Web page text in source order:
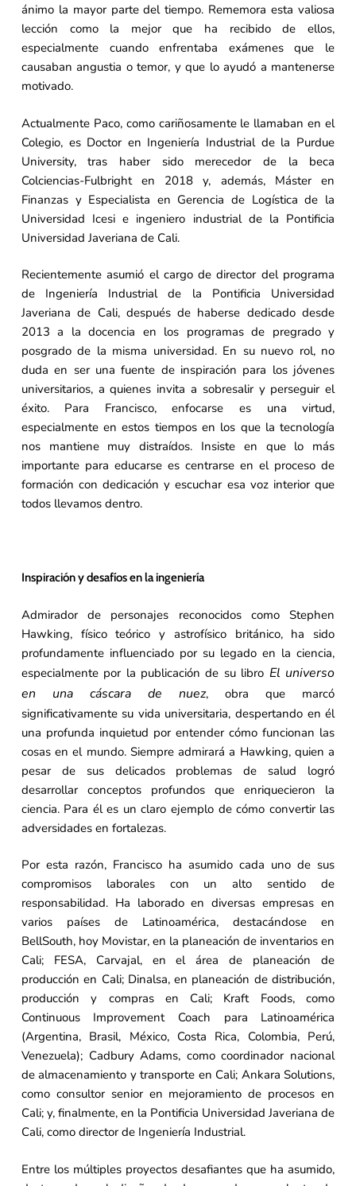
ánimo la mayor parte del tiempo. Rememora esta valiosa
lección como la mejor que ha recibido de ellos,
especialmente cuando enfrentaba exámenes que le
causaban angustia o temor, y que lo ayudó a mantenerse
motivado.
Actualmente Paco, como cariñosamente le llamaban en el
Colegio, es Doctor en Ingeniería Industrial de la Purdue
University, tras haber sido merecedor de la beca
Colciencias-Fulbright en 2018 y, además, Máster en
Finanzas y Especialista en Gerencia de Logística de la
Universidad Icesi e ingeniero industrial de la Pontificia
Universidad Javeriana de Cali.
Recientemente asumió el cargo de director del programa
de Ingeniería Industrial de la Pontificia Universidad
Javeriana de Cali, después de haberse dedicado desde
2013 a la docencia en los programas de pregrado y
posgrado de la misma universidad. En su nuevo rol, no
duda en ser una fuente de inspiración para los jóvenes
universitarios, a quienes invita a sobresalir y perseguir el
éxito. Para Francisco, enfocarse es una virtud,
especialmente en estos tiempos en los que la tecnología
nos mantiene muy distraídos. Insiste en que lo más
importante para educarse es centrarse en el proceso de
formación con dedicación y escuchar esa voz interior que
todos llevamos dentro.
Inspiración y desafíos en la ingeniería
Admirador de personajes reconocidos como Stephen
Hawking, físico teórico y astrofísico británico, ha sido
profundamente influenciado por su legado en la ciencia,
especialmente por la publicación de su libro El universo
en una cáscara de nuez, obra que marcó
significativamente su vida universitaria, despertando en él
una profunda inquietud por entender cómo funcionan las
cosas en el mundo. Siempre admirará a Hawking, quien a
pesar de sus delicados problemas de salud logró
desarrollar conceptos profundos que enriquecieron la
ciencia. Para él es un claro ejemplo de cómo convertir las
adversidades en fortalezas.
Por esta razón, Francisco ha asumido cada uno de sus
compromisos laborales con un alto sentido de
responsabilidad. Ha laborado en diversas empresas en
varios países de Latinoamérica, destacándose en
BellSouth, hoy Movistar, en la planeación de inventarios en
Cali; FESA, Carvajal, en el área de planeación de
producción en Cali; Dinalsa, en planeación de distribución,
producción y compras en Cali; Kraft Foods, como
Continuous Improvement Coach para Latinoamérica
(Argentina, Brasil, México, Costa Rica, Colombia, Perú,
Venezuela); Cadbury Adams, como coordinador nacional
de almacenamiento y transporte en Cali; Ankara Solutions,
como consultor senior en mejoramiento de procesos en
Cali; y, finalmente, en la Pontificia Universidad Javeriana de
Cali, como director de Ingeniería Industrial.
Entre los múltiples proyectos desafiantes que ha asumido,